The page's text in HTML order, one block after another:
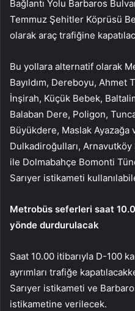
Bağlantı Yolu Barbaros
Temmuz Şehitler Köprüsü
olarak araç trafiğine
Bu yollara alternatif olarak
Bayıldım, Dereboyu, Ahmet
İnşirah, Küçük Bebek,
Balaban Dere, Poligon,
Büyükdere, Maslak Ayazağa
Dulkadiroğulları,
ile Dolmabahçe Bomonti
Sarıyer istikameti
Metrobüs seferleri saat
yönde durdurulacak
Saat 10.00 itibarıyla D-100
ayrımları trafiğe
Sarıyer istikameti ve
istikametine verilecek.